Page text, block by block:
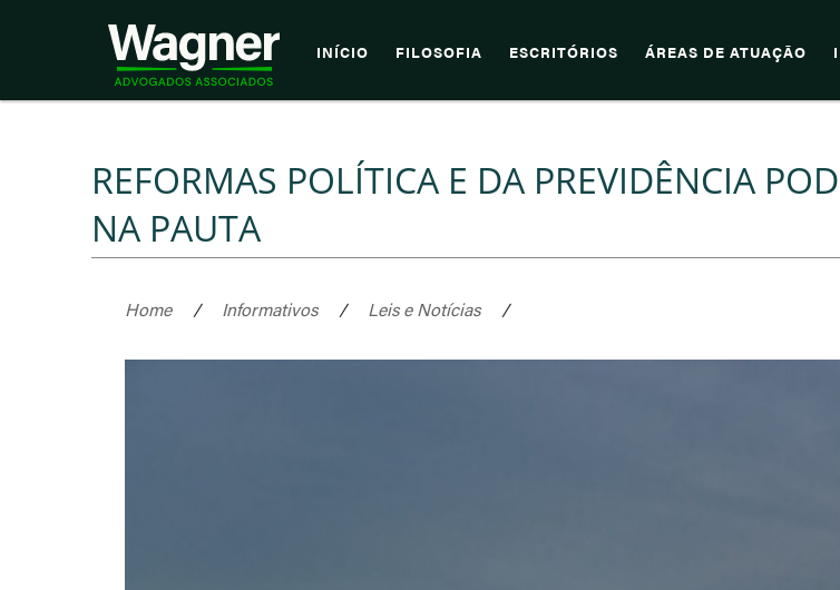
INÍCIO FILOSOFIA ESCRITÓRIOS ÁREAS DE ATUAÇÃO
REFORMAS POLÍTICA E DA PREVIDÊNCIA
NA PAUTA
Home / Informativos / Leis e Notícias /